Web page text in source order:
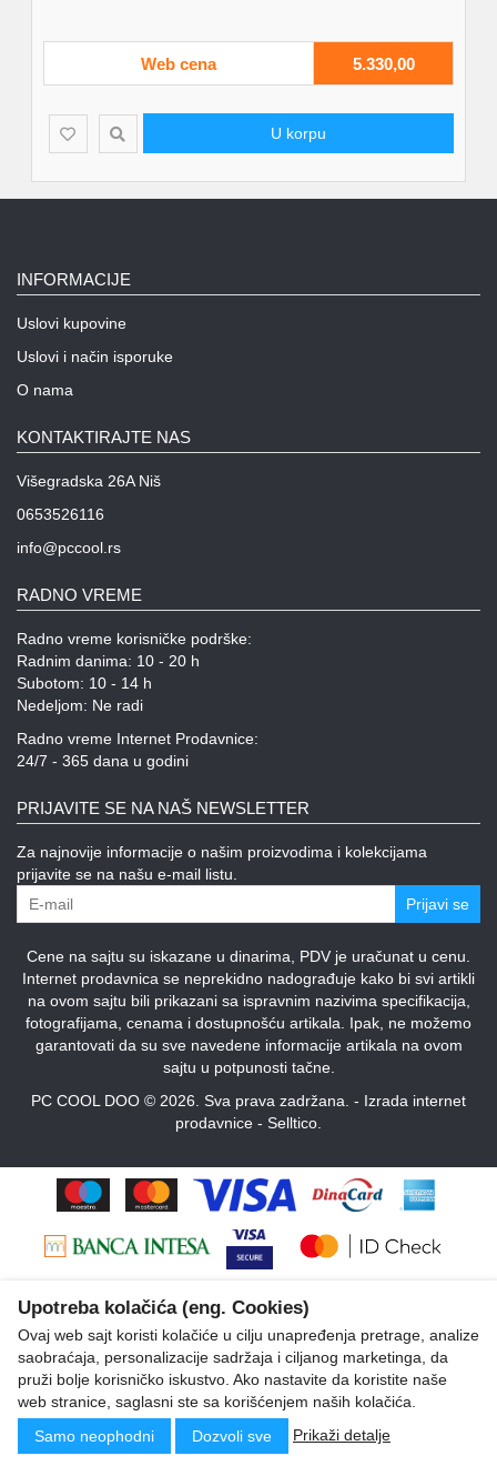
Web cena 5.330,00
U korpu
INFORMACIJE
Uslovi kupovine
Uslovi i način isporuke
O nama
KONTAKTIRAJTE NAS
Višegradska 26A Niš
0653526116
info@pccool.rs
RADNO VREME
Radno vreme korisničke podrške:
Radnim danima: 10 - 20 h
Subotom: 10 - 14 h
Nedeljom: Ne radi
Radno vreme Internet Prodavnice:
24/7 - 365 dana u godini
PRIJAVITE SE NA NAŠ NEWSLETTER
Za najnovije informacije o našim proizvodima i kolekcijama
prijavite se na našu e-mail listu.
Prijavi se
Cene na sajtu su iskazane u dinarima, PDV je uračunat u cenu.
Internet prodavnica se neprekidno nadograđuje kako bi svi artikli
na ovom sajtu bili prikazani sa ispravnim nazivima specifikacija,
fotografijama, cenama i dostupnošću artikala. Ipak, ne možemo
garantovati da su sve navedene informacije artikala na ovom
sajtu u potpunosti tačne.
PC COOL DOO © 2026. Sva prava zadržana. - Izrada internet
prodavnice - Selltico.
Upotreba kolačića (eng. Cookies)
Ovaj web sajt koristi kolačiće u cilju unapređenja pretrage, analize
saobraćaja, personalizacije sadržaja i ciljanog marketinga, da
pruži bolje korisničko iskustvo. Ako nastavite da koristite naše
web stranice, saglasni ste sa korišćenjem naših kolačića.
Samo neophodni
Dozvoli sve Prikaži detalje